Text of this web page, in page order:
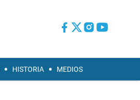
HISTORIA MEDIOS